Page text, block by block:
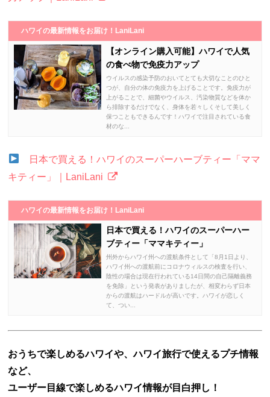
ハワイの最新情報をお届け！LaniLani
【オンライン購入可能】ハワイで人気
の食べ物で免疫力アップ
ウイルスの感染予防のおいてとても大切なことのひと
つが、自分の体の免疫力を上げることです。免疫力が
上がることで、細菌やウイルス、汚染物質などを体か
ら排除するだけでなく、身体を若々しくそして美しく
保つこともできるんです！ハワイで注目されている食
材のな...
日本で買える！ハワイのスーパーハーブティー「ママ
キティー」｜LaniLani
ハワイの最新情報をお届け！LaniLani
日本で買える！ハワイのスーパーハー
ブティー「ママキティー」
州外からハワイ州への渡航条件として「8月1日より、
ハワイ州への渡航前にコロナウィルスの検査を行い、
陰性の場合は現在行われている14日間の自己隔離義務
を免除」という発表がありましたが、相変わらず日本
からの渡航はハードルが高いです。ハワイが恋しく
て、つい...
おうちで楽しめるハワイや、ハワイ旅行で使えるプチ情報
など、
ユーザー目線で楽しめるハワイ情報が目白押し！